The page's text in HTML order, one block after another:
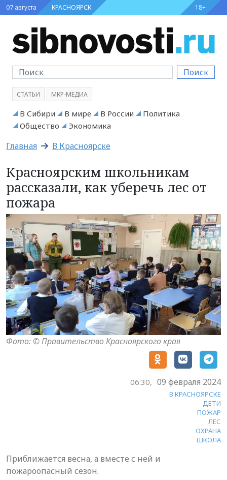
07 августа КРАСНОЯРСК 18+
Поиск
СТАТЬИ МКР-МЕДИА
В Сибири В мире В России
Политика
Общество
Экономика
Главная В Красноярске
Красноярским школьникам
рассказали, как уберечь лес от
пожара
Фото: © Правительство Красноярского края
06:30, 09 февраля 2024
В КРАСНОЯРСКЕ
ДЕТИ
ПОЖАР
ЛЕС
ОХРАНА
ШКОЛА
Приближается весна, а вместе с ней и
пожароопасный сезон.